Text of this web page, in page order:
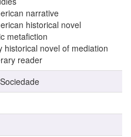
narrative
historical novel
metafiction
historical novel of mediation
reader